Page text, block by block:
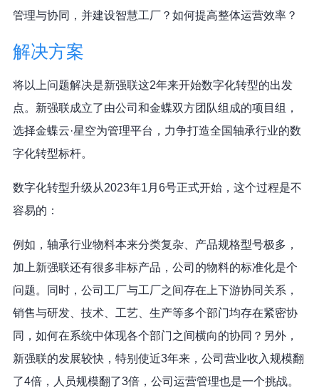
管理与协同，并建设智慧工厂？如何提高整体运营效率？
解决方案
将以上问题解决是新强联这2年来开始数字化转型的出发
点。新强联成立了由公司和金蝶双方团队组成的项目组，
选择金蝶云·星空为管理平台，力争打造全国轴承行业的数
字化转型标杆。
数字化转型升级从2023年1月6号正式开始，这个过程是不
容易的：
例如，轴承行业物料本来分类复杂、产品规格型号极多，
加上新强联还有很多非标产品，公司的物料的标准化是个
问题。同时，公司工厂与工厂之间存在上下游协同关系，
销售与研发、技术、工艺、生产等多个部门均存在紧密协
同，如何在系统中体现各个部门之间横向的协同？另外，
新强联的发展较快，特别使近3年来，公司营业收入规模翻
了4倍，人员规模翻了3倍，公司运营管理也是一个挑战。